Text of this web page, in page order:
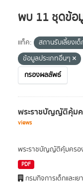
พบ 11 ชุดข้อ
แท็ค: สถานรับเลี้ยงเ
ข้อมูลประเภทอื่นๆ
กรองผลลัพธ์
พระราชบัญญัติคุ้มค
views
พระราชบัญญัติคุ้มครอ
PDF
กรมกิจการเด็กและเย